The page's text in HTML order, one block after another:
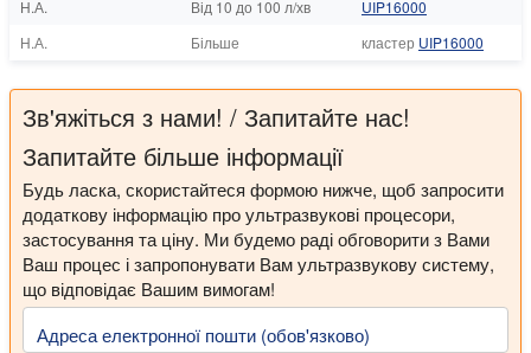
Н.А. Від 10 до 100 л/хв
UIP16000
Н.А.
Більше кластер UIP16000
Зв'яжіться з нами! / Запитайте нас!
Запитайте більше інформації
Будь ласка, скористайтеся формою нижче, щоб запросити
додаткову інформацію про ультразвукові процесори,
застосування та ціну. Ми будемо раді обговорити з Вами
Ваш процес і запропонувати Вам ультразвукову систему,
що відповідає Вашим вимогам!
Адреса електронної пошти (обов'язково)